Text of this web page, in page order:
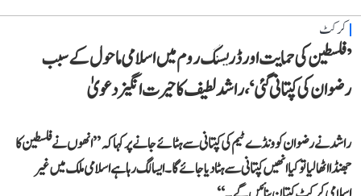
کرکٹ
’فلسطین کی حمایت اور ڈریسنگ روم میں اسلامی ماحول کے سبب
رضوان کی کپتانی گئی‘، راشد لطیف کا حیرت انگیز دعویٰ
راشد نے رضوان کو ونڈے ٹیم کی کپتانی سے ہٹائے جانے پر کہا کہ ’’انھوں نے فلسطین کا
جھنڈا اٹھا لیا تو کیا انھیں کپتانی سے ہٹا دیا جائے گا۔ ایسا لگ رہا ہے اسلامی ملک میں غیر